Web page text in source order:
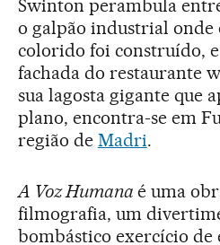
Swinton perambula
o galpão industrial onde
colorido foi construído,
fachada do restaurante
sua lagosta gigante que
plano, encontra-se em
região de Madri.
A Voz Humana é uma
filmografia, um
bombástico exercício de